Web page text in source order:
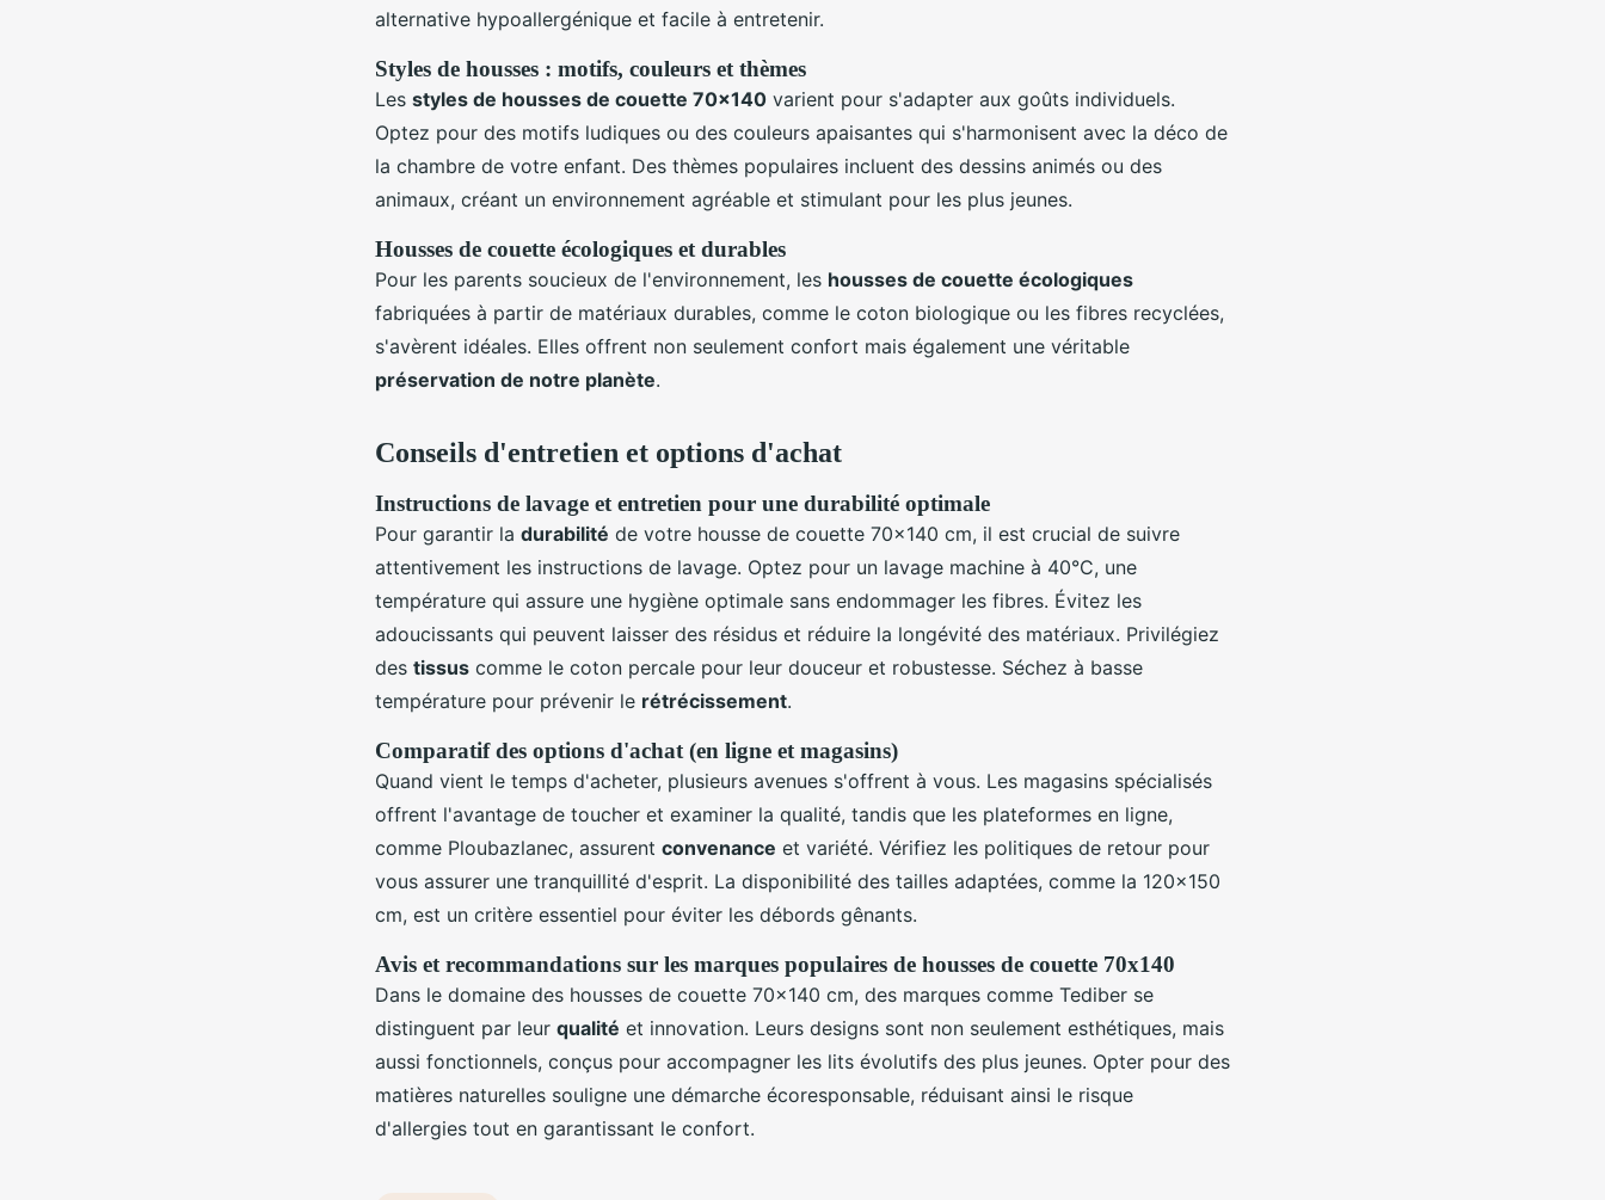
alternative hypoallergénique et facile à entretenir.
Styles de housses : motifs, couleurs et thèmes
Les styles de housses de couette 70x140 varient pour s'adapter aux goûts individuels.
Optez pour des motifs ludiques ou des couleurs apaisantes qui s'harmonisent avec la déco de
la chambre de votre enfant. Des thèmes populaires incluent des dessins animés ou des
animaux, créant un environnement agréable et stimulant pour les plus jeunes.
Housses de couette écologiques et durables
Pour les parents soucieux de l'environnement, les housses de couette écologiques
fabriquées à partir de matériaux durables, comme le coton biologique ou les fibres recyclées,
s'avèrent idéales. Elles offrent non seulement confort mais également une véritable
préservation de notre planète.
Conseils d'entretien et options d'achat
Instructions de lavage et entretien pour une durabilité optimale
Pour garantir la durabilité de votre housse de couette 70x140 cm, il est crucial de suivre
attentivement les instructions de lavage. Optez pour un lavage machine à 40°C, une
température qui assure une hygiène optimale sans endommager les fibres. Évitez les
adoucissants qui peuvent laisser des résidus et réduire la longévité des matériaux. Privilégiez
des tissus comme le coton percale pour leur douceur et robustesse. Séchez à basse
température pour prévenir le rétrécissement.
Comparatif des options d'achat (en ligne et magasins)
Quand vient le temps d'acheter, plusieurs avenues s'offrent à vous. Les magasins spécialisés
offrent l'avantage de toucher et examiner la qualité, tandis que les plateformes en ligne,
comme Ploubazlanec, assurent convenance et variété. Vérifiez les politiques de retour pour
vous assurer une tranquillité d'esprit. La disponibilité des tailles adaptées, comme la 120x150
cm, est un critère essentiel pour éviter les débords gênants.
Avis et recommandations sur les marques populaires de housses de couette 70x140
Dans le domaine des housses de couette 70x140 cm, des marques comme Tediber se
distinguent par leur qualité et innovation. Leurs designs sont non seulement esthétiques, mais
aussi fonctionnels, conçus pour accompagner les lits évolutifs des plus jeunes. Opter pour des
matières naturelles souligne une démarche écoresponsable, réduisant ainsi le risque
d'allergies tout en garantissant le confort.